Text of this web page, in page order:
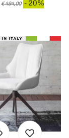
€ 494,00 - 20%